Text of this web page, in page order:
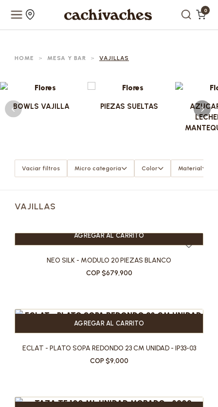
0
HOME > MESA Y BAR > VAJILLAS
BOWLS VAJILLA PIEZAS SUELTAS
Vaciar filtros Micro categoría Color Material
VAJILLAS
AGREGAR AL CARRITO
NEO SILK - MODULO 20 PIEZAS BLANCO
COP $679,900
AGREGAR AL CARRITO
ECLAT - PLATO SOPA REDONDO 23 CM UNIDAD - IP33-03
COP $9,000